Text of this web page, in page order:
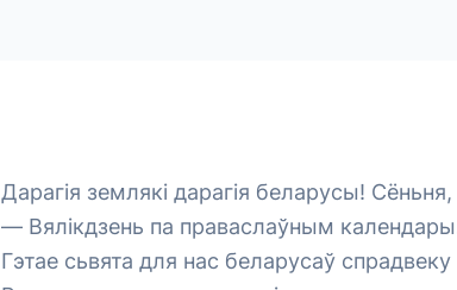
Дарагія землякі дарагія беларусы!
— Вялікдзень па праваслаўным
Гэтае сьвята для нас беларусаў